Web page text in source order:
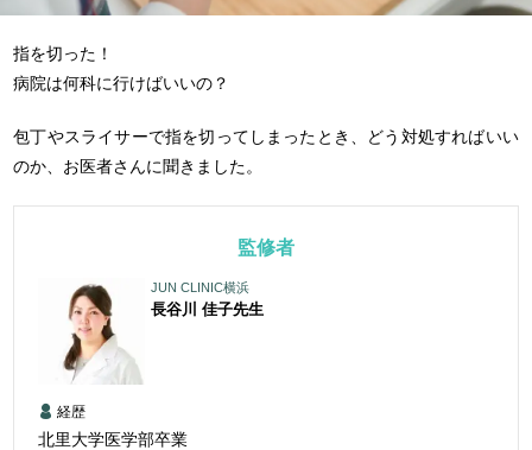
指を切った！
病院は何科に行けばいいの？
包丁やスライサーで指を切ってしまったとき、どう対処すればいい
のか、お医者さんに聞きました。
監修者
JUN CLINIC横浜
長谷川 佳子先生
経歴
北里大学医学部卒業